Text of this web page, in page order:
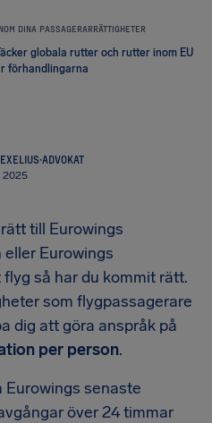
DINA PASSAGERARRÄTTIGHETER
globala rutter och rutter inom EU
förhandlingarna
·ADVOKAT
2025
till Eurowings
Eurowings
så har du kommit rätt.
som flygpassagerare
dig att göra anspråk på
per person.
senaste
över 24 timmar